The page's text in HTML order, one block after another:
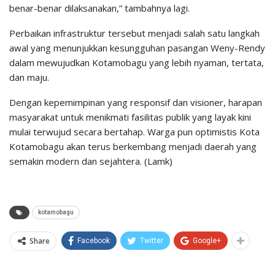
benar-benar dilaksanakan,” tambahnya lagi.
Perbaikan infrastruktur tersebut menjadi salah satu langkah
awal yang menunjukkan kesungguhan pasangan Weny-Rendy
dalam mewujudkan Kotamobagu yang lebih nyaman, tertata,
dan maju.
Dengan kepemimpinan yang responsif dan visioner, harapan
masyarakat untuk menikmati fasilitas publik yang layak kini
mulai terwujud secara bertahap. Warga pun optimistis Kota
Kotamobagu akan terus berkembang menjadi daerah yang
semakin modern dan sejahtera. (Lamk)
kotamobagu
Share Facebook Twitter Google+